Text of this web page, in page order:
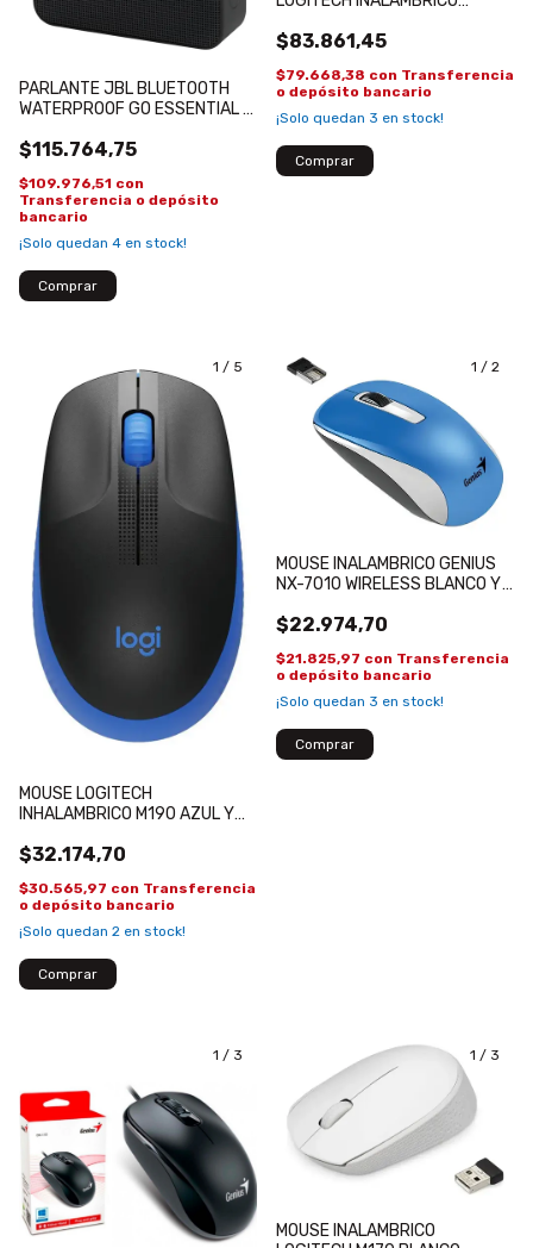
PARLANTE JBL BLUETOOTH
WATERPROOF GO ESSENTIAL 2
$115.764,75
$109.976,51 con
Transferencia o depósito
bancario
¡Solo quedan 4 en stock!
$83.861,45
$79.668,38 con Transferencia
o depósito bancario
¡Solo quedan 3 en stock!
1 / 5
MOUSE LOGITECH
INHALAMBRICO M190 AZUL Y
$32.174,70
$30.565,97 con Transferencia
o depósito bancario
¡Solo quedan 2 en stock!
1 / 2
MOUSE INALAMBRICO GENIUS
NX-7010 WIRELESS BLANCO Y
$22.974,70
$21.825,97 con Transferencia
o depósito bancario
¡Solo quedan 3 en stock!
1 / 3 1 / 3
MOUSE INALAMBRICO